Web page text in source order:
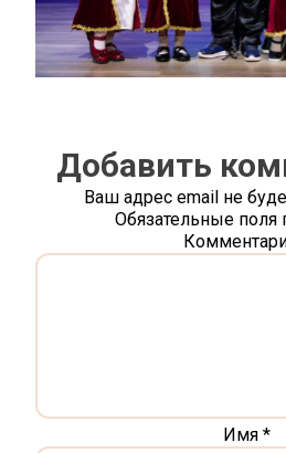
Добавить
Ваш адрес email не
Обязательные
Имя*